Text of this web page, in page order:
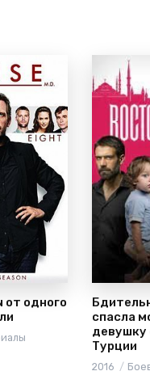
от одного
спасла
девушку
Турции
2016